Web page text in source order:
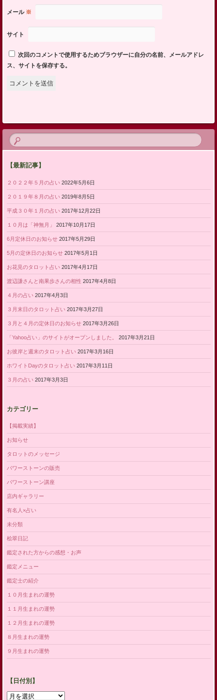
メール ※
サイト
次回のコメントで使用するためブラウザーに自分の名前、メールアドレ
ス、サイトを保存する。
【最新記事】
２０２２年５月の占い 2022年5月6日
２０１９年８月の占い 2019年8月5日
平成３０年１月の占い 2017年12月22日
１０月は「神無月」 2017年10月17日
6月定休日のお知らせ 2017年5月29日
5月の定休日のお知らせ 2017年5月1日
お花見のタロット占い 2017年4月17日
渡辺謙さんと南果歩さんの相性 2017年4月8日
４月の占い 2017年4月3日
３月末日のタロット占い 2017年3月27日
３月と４月の定休日のお知らせ 2017年3月26日
「Yahoo占い」のサイトがオープンしました。 2017年3月21日
お彼岸と週末のタロット占い 2017年3月16日
ホワイトDayのタロット占い 2017年3月11日
３月の占い 2017年3月3日
カテゴリー
【掲載実績】
お知らせ
タロットのメッセージ
パワーストーンの販売
パワーストーン講座
店内ギャラリー
有名人×占い
未分類
桧翠日記
鑑定された方からの感想・お声
鑑定メニュー
鑑定士の紹介
１０月生まれの運勢
１１月生まれの運勢
１２月生まれの運勢
８月生まれの運勢
９月生まれの運勢
【日付別】
【日